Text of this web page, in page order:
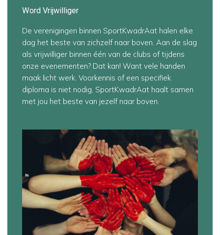
Word Vrijwilliger
De verenigingen binnen SportKwadrAat halen elke
dag het beste van zichzelf naar boven. Aan de slag
als vrijwilliger binnen één van de clubs of tijdens
onze evenementen? Dat kan! Want vele handen
maak licht werk. Voorkennis of een specifiek
diploma is niet nodig, SportKwadrAat haalt samen
met jou het beste van jezelf naar boven.